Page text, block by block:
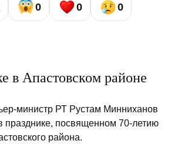
0 0 0
в Апастовском районе
министр РТ Рустам Минниханов
празднике, посвященном 70-летию
района.